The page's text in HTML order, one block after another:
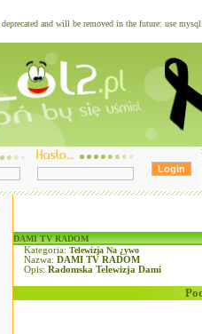
and will be removed in the future: use
DAMI TV RADOM
Kategoria: Telewizja Na ¿ywo
Nazwa: DAMI TV RADOM
Opis: Radomska Telewizja Dami